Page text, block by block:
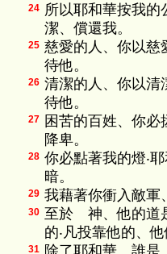
24 所以耶和華按我的
潔、償還我。
25 慈愛的人、你以慈
待他。
26 清潔的人、你以清
待他。
27
困苦的百姓、你必
降卑。
28 你必點著我的燈‧
暗。
29 我藉著你衝入敵軍
30 至於 神、他的道
的‧凡投靠他的、
31
除了耶和華、誰